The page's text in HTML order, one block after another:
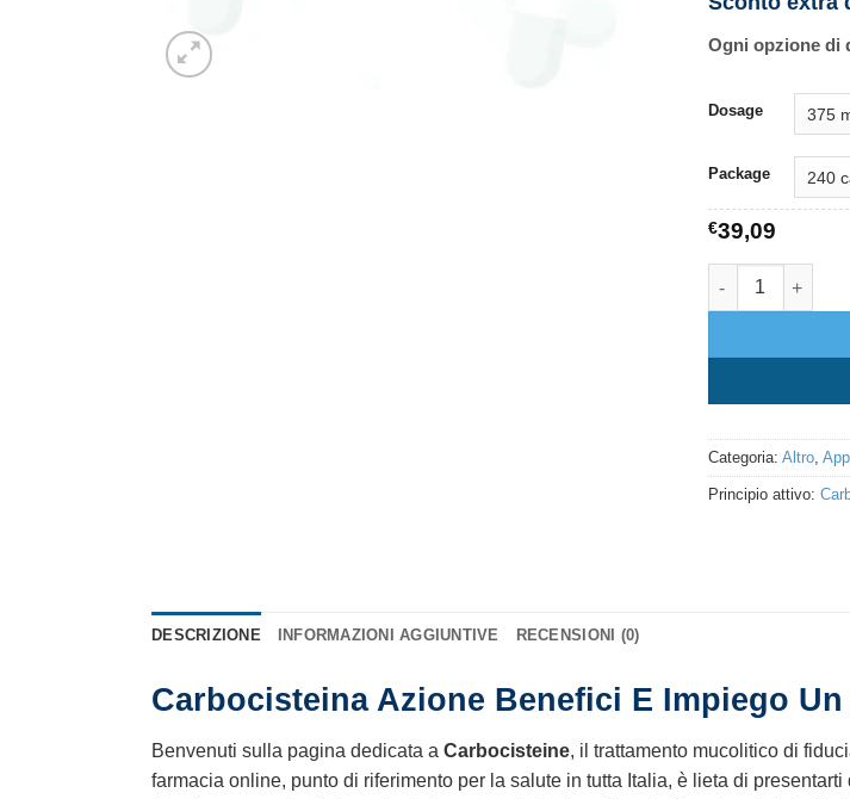
Ogni opzione di
Dosage
Package
€39,09
Carbocisteine
Categoria: Altro,
Principio attivo:
DESCRIZIONE INFORMAZIONI AGGIUNTIVE RECENSIONI (0)
Carbocisteina Azione Benefici E Impiego
Benvenuti sulla pagina dedicata a Carbocisteine, il trattamento mucolitico di
farmacia online, punto di riferimento per la salute in tutta Italia, è lieta di